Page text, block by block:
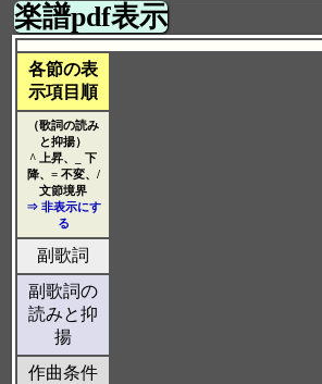
楽譜pdf表示
各節の表
示項目順
（歌詞の読み
と抑揚）
^ 上昇、_ 下
降、= 不変、/
文節境界
⇒ 非表示にす
る
副歌詞
副歌詞の
読みと抑
揚
作曲条件